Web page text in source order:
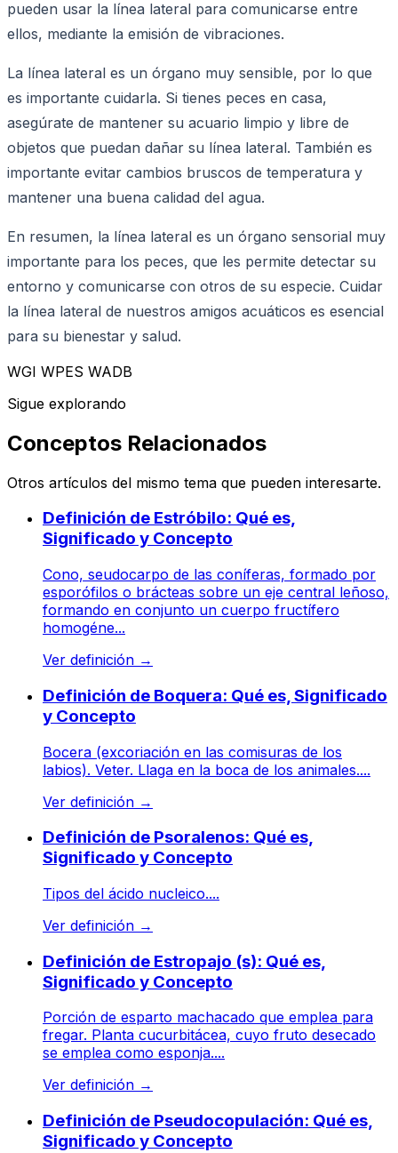
pueden usar la línea lateral para comunicarse entre
ellos, mediante la emisión de vibraciones.
La línea lateral es un órgano muy sensible, por lo que
es importante cuidarla. Si tienes peces en casa,
asegúrate de mantener su acuario limpio y libre de
objetos que puedan dañar su línea lateral. También es
importante evitar cambios bruscos de temperatura y
mantener una buena calidad del agua.
En resumen, la línea lateral es un órgano sensorial muy
importante para los peces, que les permite detectar su
entorno y comunicarse con otros de su especie. Cuidar
la línea lateral de nuestros amigos acuáticos es esencial
para su bienestar y salud.
WGI WPES WADB
Sigue explorando
Conceptos Relacionados
Otros artículos del mismo tema que pueden interesarte.
Definición de Estróbilo: Qué es,
Significado y Concepto
Cono, seudocarpo de las coníferas, formado por
esporófilos o brácteas sobre un eje central leñoso,
formando en conjunto un cuerpo fructífero
homogéne...
Ver definición →
Definición de Boquera: Qué es, Significado
y Concepto
Bocera (excoriación en las comisuras de los
labios). Veter. Llaga en la boca de los animales....
Ver definición →
Definición de Psoralenos: Qué es,
Significado y Concepto
Tipos del ácido nucleico....
Ver definición →
Definición de Estropajo (s): Qué es,
Significado y Concepto
Porción de esparto machacado que emplea para
fregar. Planta cucurbitácea, cuyo fruto desecado
se emplea como esponja....
Ver definición →
Definición de Pseudocopulación: Qué es,
Significado y Concepto